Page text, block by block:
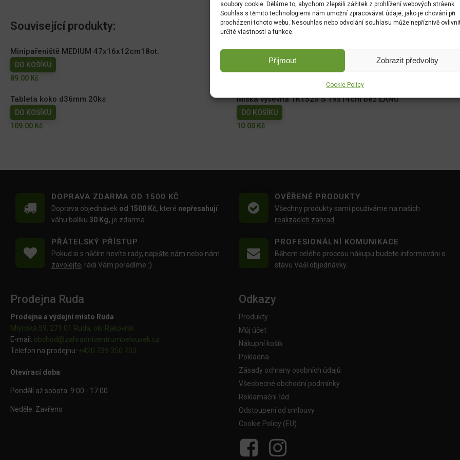
soubory cookie. Děláme to, abychom zlepšili zážitek z prohlížení webových stráenk.
Souhlas s těmito technologiemi nám umožní zpracovávat údaje, jako je chování při
procházení tohoto webu. Nesouhlas nebo odvolání souhlasu může nepříznivě
určité vlastnosti a funkce.
Přijmout Zobrazit předvolby
Cookie Policy
Související produkty:
Minipařeniště MEDIUM 47x16x12cm18ot.
DO KOŠÍKU
89.00 Kč
Minipařeniště S PLUS š.27,5x11,5x11cm
DO KOŠÍKU
Tableta koko d36mm 20ks
DO KOŠÍKU
109.00 Kč
Miska výsevná TK1520 S 19x14cm bez EANu
DO KOŠÍKU
10.00 Kč
DOPRAVA ZDARMA OD 1500 KČ
Doprava objednávek od 1500 Kč, které nepřesahují
váhu balíku30 Kg, je zdarma.
OVĚŘENÉ PRODUKTY
Všechny produkty sami používáme na našich
realizacích zahrad.
PŘÁTELSKÝ PŘÍSTUP
Pokud si s něčím nevíte rady, napište nám nebo nám
zavolejte, rádi Vám poradíme :)
PROFESIONÁLNÍ KOMUNIKACE
Během celého procesu nákupu budete informováni o
stavu Vaší objednávky.
Prodejna Ruda
Prodejna a výdejní místo Ruda
Mlýnská 59, 271 01 Ruda, okr.Rakovník
E-mail: obchod@zahradnicentrumbelousek.cz
Telefon na prodejnu: +420 739 350 703
Otevírací doba
Pondělí až sobota: 9:00 - 17:00
Neděle: Zavřeno
Odkazy
Produkty
Můj účet
Nákupní košík
Pokladna
Zásady ochrany osobních údajů
Všeobecné obchodní podmínky
Reklamační řád
Odstoupení od smlouvy
Cookie Policy (EU)